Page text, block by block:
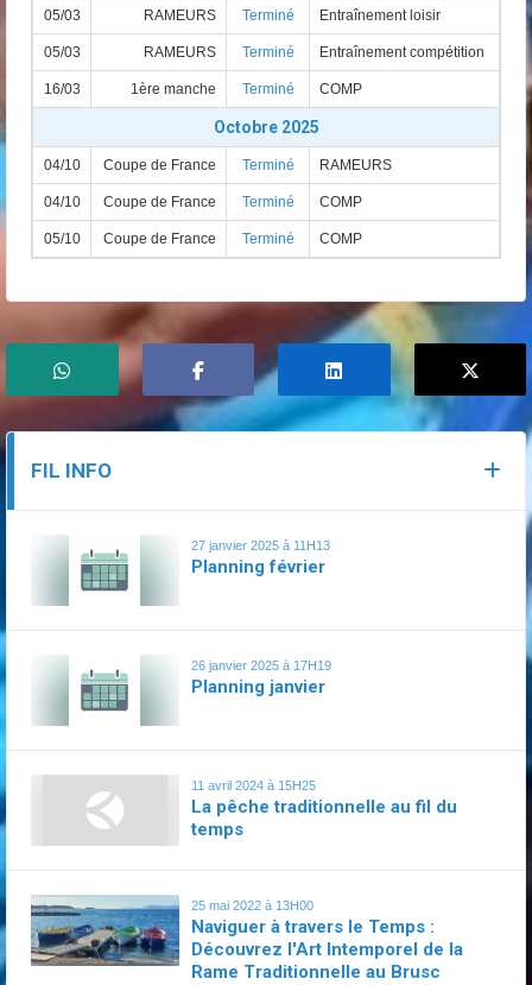
05/03 RAMEURS Terminé Entraînement loisir
05/03 RAMEURS Terminé Entraînement compétition
16/03 1ère manche Terminé COMP
Octobre 2025
04/10 Coupe de France Terminé RAMEURS
04/10 Coupe de France Terminé COMP
05/10 Coupe de France Terminé COMP
FIL INFO
27 janvier 2025 à 11H13
Planning février
26 janvier 2025 à 17H19
Planning janvier
11 avril 2024 à 15H25
La pêche traditionnelle au fil du
temps
25 mai 2022 à 13H00
Naviguer à travers le Temps :
Découvrez l'Art Intemporel de la
Rame Traditionnelle au Brusc